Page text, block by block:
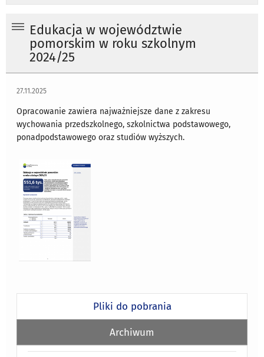
Edukacja w województwie
pomorskim w roku szkolnym
2024/25
27.11.2025
Opracowanie zawiera najważniejsze dane z zakresu
wychowania przedszkolnego, szkolnictwa podstawowego,
ponadpodstawowego oraz studiów wyższych.
Pliki do pobrania
Archiwum